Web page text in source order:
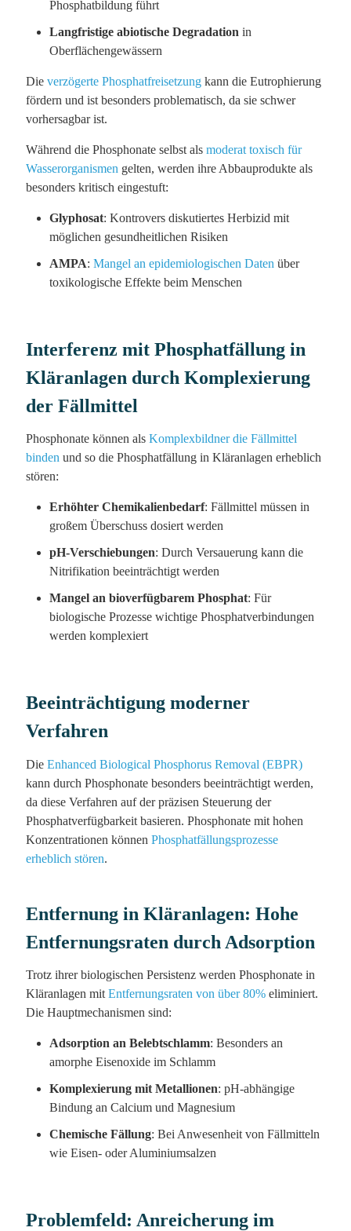
Phosphatbildung führt
Langfristige abiotische Degradation in
Oberflächengewässern
Die verzögerte Phosphatfreisetzung kann die Eutrophierung
fördern und ist besonders problematisch, da sie schwer
vorhersagbar ist.
Während die Phosphonate selbst als moderat toxisch für
Wasserorganismen gelten, werden ihre Abbauprodukte als
besonders kritisch eingestuft:
Glyphosat: Kontrovers diskutiertes Herbizid mit
möglichen gesundheitlichen Risiken
AMPA: Mangel an epidemiologischen Daten über
toxikologische Effekte beim Menschen
Interferenz mit Phosphatfällung in
Kläranlagen durch Komplexierung
der Fällmittel
Phosphonate können als Komplexbildner die Fällmittel
binden und so die Phosphatfällung in Kläranlagen erheblich
stören:
Erhöhter Chemikalienbedarf: Fällmittel müssen in
großem Überschuss dosiert werden
pH-Verschiebungen: Durch Versauerung kann die
Nitrifikation beeinträchtigt werden
Mangel an bioverfügbarem Phosphat: Für
biologische Prozesse wichtige Phosphatverbindungen
werden komplexiert
Beeinträchtigung moderner
Verfahren
Die Enhanced Biological Phosphorus Removal (EBPR)
kann durch Phosphonate besonders beeinträchtigt werden,
da diese Verfahren auf der präzisen Steuerung der
Phosphatverfügbarkeit basieren. Phosphonate mit hohen
Konzentrationen können Phosphatfällungsprozesse
erheblich stören.
Entfernung in Kläranlagen: Hohe
Entfernungsraten durch Adsorption
Trotz ihrer biologischen Persistenz werden Phosphonate in
Kläranlagen mit Entfernungsraten von über 80% eliminiert.
Die Hauptmechanismen sind:
Adsorption an Belebtschlamm: Besonders an
amorphe Eisenoxide im Schlamm
Komplexierung mit Metallionen: pH-abhängige
Bindung an Calcium und Magnesium
Chemische Fällung: Bei Anwesenheit von Fällmitteln
wie Eisen- oder Aluminiumsalzen
Problemfeld: Anreicherung im